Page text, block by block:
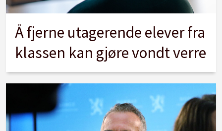
Å fjerne utagerende elever fra
klassen kan gjøre vondt verre